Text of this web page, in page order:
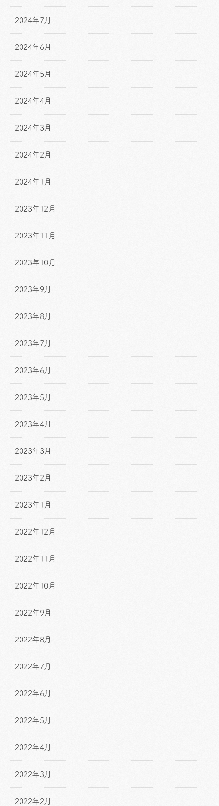
2024年7月
2024年6月
2024年5月
2024年4月
2024年3月
2024年2月
2024年1月
2023年12月
2023年11月
2023年10月
2023年9月
2023年8月
2023年7月
2023年6月
2023年5月
2023年4月
2023年3月
2023年2月
2023年1月
2022年12月
2022年11月
2022年10月
2022年9月
2022年8月
2022年7月
2022年6月
2022年5月
2022年4月
2022年3月
2022年2月